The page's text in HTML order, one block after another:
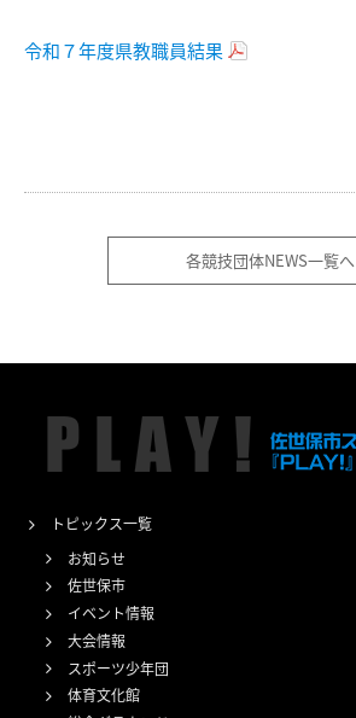
イ
令和７年度県教職員結果
各競技団体NEWS一覧へ
トピックス一覧
お知らせ
佐世保市
イベント情報
大会情報
スポーツ少年団
体育文化館